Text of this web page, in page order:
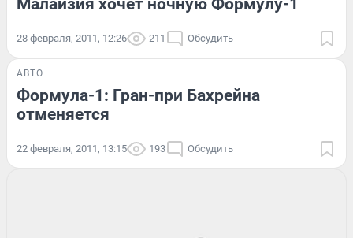
Малайзия хочет ночную Формулу-1
28 февраля, 2011, 12:26 211 Обсудить
АВТО
Формула-1: Гран-при Бахрейна
отменяется
22 февраля, 2011, 13:15 193 Обсудить